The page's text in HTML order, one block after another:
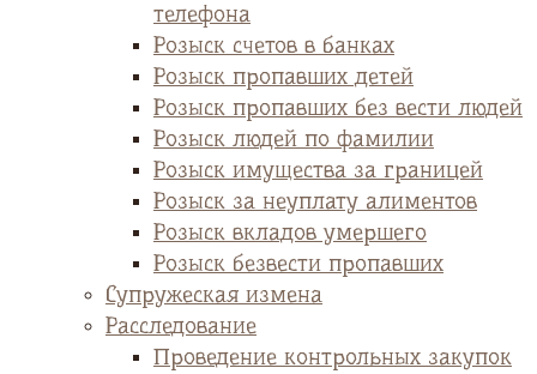
телефона
Розыск счетов в банках
Розыск пропавших детей
Розыск пропавших без вести людей
Розыск людей по фамилии
Розыск имущества за границей
Розыск за неуплату алиментов
Розыск вкладов умершего
Розыск безвести пропавших
Супружеская измена
Расследование
Проведение контрольных закупок